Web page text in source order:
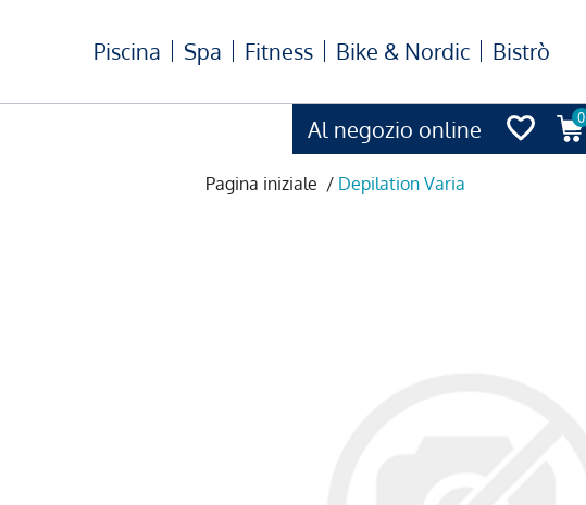
Al negozio online 0
Piscina Spa Fitness Bike & Nordic Bistrò
Pagina iniziale / Depilation Varia